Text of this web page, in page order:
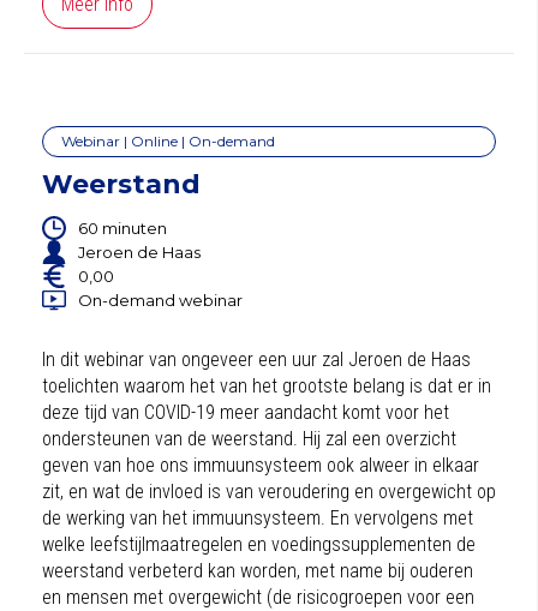
Webinar | Online | On-demand
Weerstand
60 minuten
Jeroen de Haas
0,00
On-demand webinar
In dit webinar van ongeveer een uur zal Jeroen de Haas
toelichten waarom het van het grootste belang is dat er in
deze tijd van COVID-19 meer aandacht komt voor het
ondersteunen van de weerstand. Hij zal een overzicht
geven van hoe ons immuunsysteem ook alweer in elkaar
zit, en wat de invloed is van veroudering en overgewicht op
de werking van het immuunsysteem. En vervolgens met
welke leefstijlmaatregelen en voedingssupplementen de
weerstand verbeterd kan worden, met name bij ouderen
en mensen met overgewicht (de risicogroepen voor een